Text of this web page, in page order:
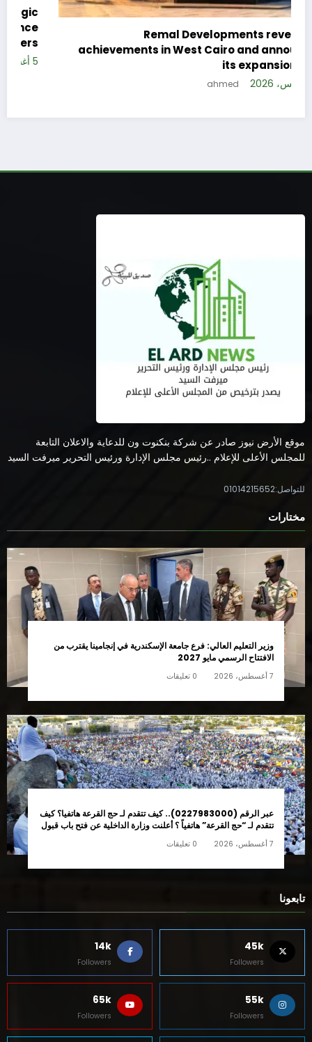
Remal Developments reveals its
achievements in West Cairo and announces
its expansion plan
5 أغسطس، 2026
موقع الأرض نيوز صادر عن شركة بنكنوت ون للدعاية والاعلان التابعة
للمجلس الأعلى للإعلام ..رئيس مجلس الإدارة ورئيس التحرير ميرفت السيد
للتواصل:01014215652
مختارات
وزير التعليم العالي: فرع جامعة الإسكندرية في إنجامينا يقترب من
الافتتاح الرسمي مايو 2027
7 أغسطس، 2026 0 تعليقات
عبر الرقم (0227983000).. كيف تتقدم لـ حج القرعة هاتفيا؟ كيف
تتقدم لـ “حج القرعة” هاتفياً ؟ أعلنت وزارة الداخلية عن فتح باب قبول
الأربعاء 12 أغسطس حتى الخميس 27 أغسطس 20267 أغسطس، 2026 0 تعليقات
تابعونا
45k
Followers
14k
Followers
55k
Followers
65k
Followers